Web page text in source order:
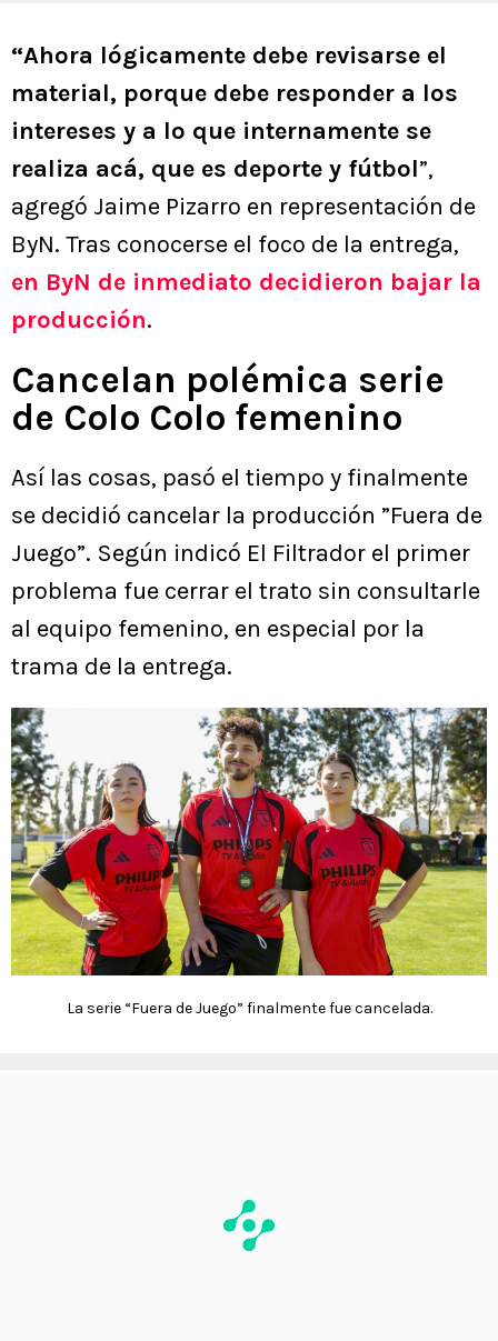
“Ahora lógicamente debe revisarse el
material, porque debe responder a los
intereses y a lo que internamente se
realiza acá, que es deporte y fútbol”,
agregó Jaime Pizarro en representación de
ByN. Tras conocerse el foco de la entrega,
en ByN de inmediato decidieron bajar la
producción.
Cancelan polémica serie
de Colo Colo femenino
Así las cosas, pasó el tiempo y finalmente
se decidió cancelar la producción ”Fuera de
Juego”. Según indicó El Filtrador el primer
problema fue cerrar el trato sin consultarle
al equipo femenino, en especial por la
trama de la entrega.
La serie “Fuera de Juego” finalmente fue cancelada.